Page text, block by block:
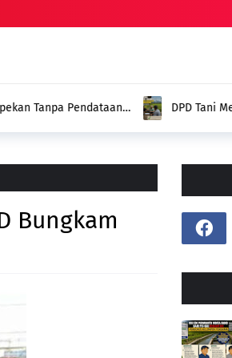
DPD Tani Merdeka Sungai
Nyata dalam Memperjuangkan
Bungkam